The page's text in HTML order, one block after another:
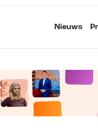
Nieuws